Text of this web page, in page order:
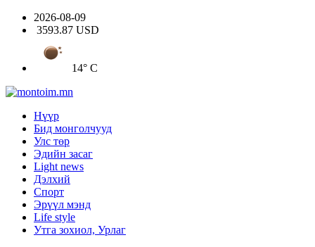
2026-08-09
3593.87 USD
14° C
Нүүр
Бид монголчууд
Улс төр
Эдийн засаг
Light news
Дэлхий
Спорт
Эрүүл мэнд
Life style
Утга зохиол, Урлаг